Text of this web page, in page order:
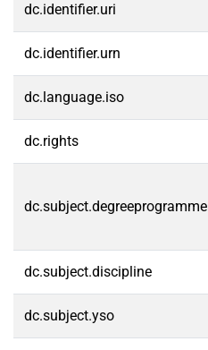
dc.identifier.uri
dc.identifier.urn
dc.language.iso
dc.rights
dc.subject.degreeprogramme
dc.subject.discipline
dc.subject.yso